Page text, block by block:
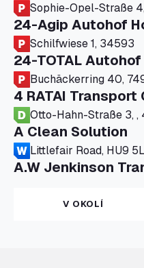
Sophie-Opel-Straße
24-Agip Autohof
Schilfwiese 1, 34593
24-TOTAL
Buchäckerring 40,
4 RATAI Transport
A Clean Solution
Littlefair Road, HU9
A.W Jenkinson
Progress House,
A+G Nettetal -
Am Panneschopp 7,
V OKOLÍ